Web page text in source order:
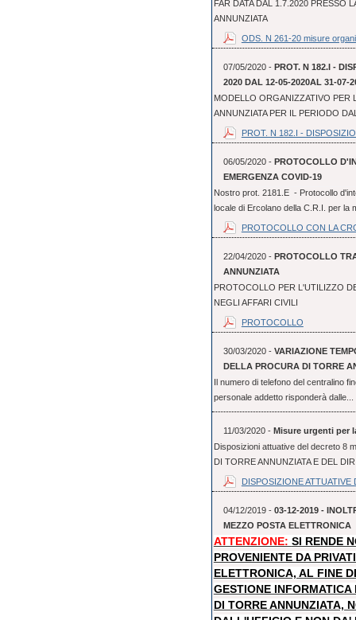
FAR DATA DAL 1.7.2020 PRESSO
ANNUNZIATA
ODS. N 261-20 misure
07/05/2020 - PROT. N 182.I -
2020 DAL 12-05-2020AL 31-07-
MODELLO ORGANIZZATIVO PER
ANNUNZIATA PER IL PERIODO
PROT. N 182.I -
06/05/2020 - PROTOCOLLO
EMERGENZA COVID-19
Nostro prot. 2181.E - Protocollo
locale di Ercolano della C.R.I. per la
PROTOCOLLO CON LA
22/04/2020 - PROTOCOLLO
ANNUNZIATA
PROTOCOLLO PER L'UTILIZZO
NEGLI AFFARI CIVILI
PROTOCOLLO
30/03/2020 - VARIAZIONE
DELLA PROCURA DI TORRE
Il numero di telefono del centralino
personale addetto risponderà
11/03/2020 - Misure urgenti per
Disposizioni attuative del decreto 8
DI TORRE ANNUNZIATA E DEL
DISPOSIZIONE ATTUATIVE
04/12/2019 - 03-12-2019 -
MEZZO POSTA ELETTRONICA
ATTENZIONE: SI RENDE
PROVENIENTE DA
ELETTRONICA, AL FINE
GESTIONE
DI TORRE ANNUNZIATA,